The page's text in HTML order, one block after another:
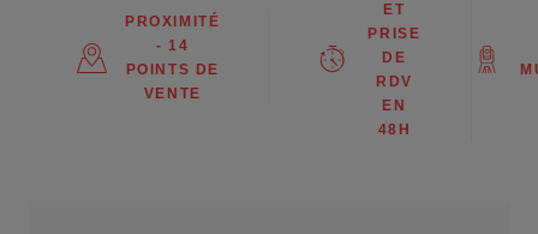
PROXIMITÉ
- 14
POINTS DE
VENTE
ET
PRISE
DE
RDV
EN
48H